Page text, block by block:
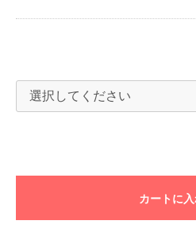
カートに